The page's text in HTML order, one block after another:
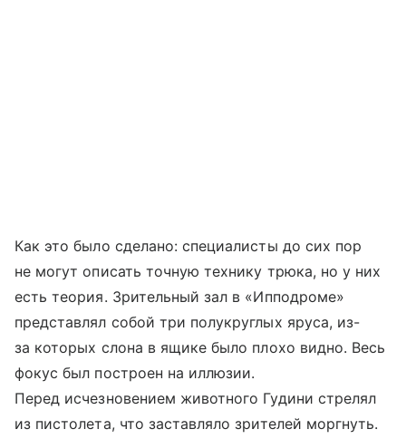
Как это было сделано: специалисты до сих пор
не могут описать точную технику трюка, но у них
есть теория. Зрительный зал в «Ипподроме»
представлял собой три полукруглых яруса, из-
за которых слона в ящике было плохо видно. Весь
фокус был построен на иллюзии.
Перед исчезновением животного Гудини стрелял
из пистолета, что заставляло зрителей моргнуть.